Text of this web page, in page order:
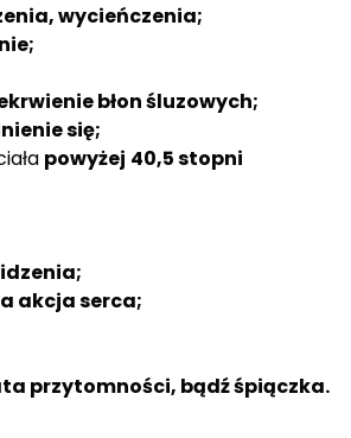
wycieńczenia;
błon śluzowych;
się;
powyżej 40,5 stopni
akcja serca;
przytomności, bądź śpiączka.